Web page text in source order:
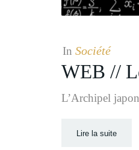
In Société
WEB //
L’Archipel
Lire la suite